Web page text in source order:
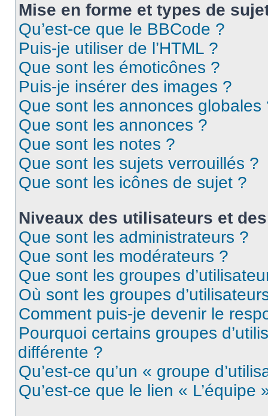
Mise en forme et types de
Qu’est-ce que le BBCode ?
Puis-je utiliser de l’HTML ?
Que sont les émoticônes ?
Puis-je insérer des images ?
Que sont les annonces globales
Que sont les annonces ?
Que sont les notes ?
Que sont les sujets verrouillés ?
Que sont les icônes de sujet ?
Niveaux des utilisateurs et
Que sont les administrateurs ?
Que sont les modérateurs ?
Que sont les groupes
Où sont les groupes
Comment puis-je devenir le
Pourquoi certains groupes
différente ?
Qu’est-ce qu’un « groupe
Qu’est-ce que le lien « L’équipe